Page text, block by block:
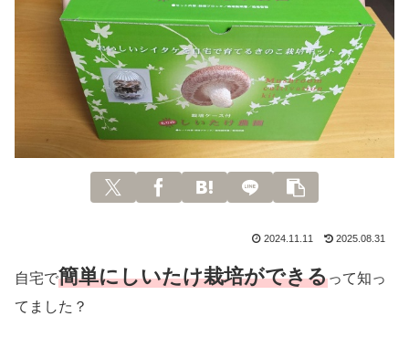
2024.11.11 2025.08.31
自宅で簡単にしいたけ栽培ができるって知っ
てました？